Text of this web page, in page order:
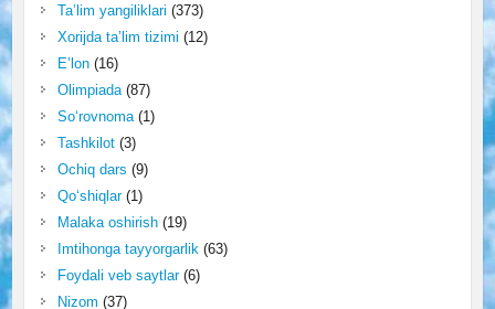
Ta’lim yangiliklari (373)
Xorijda ta’lim tizimi (12)
E’lon(16)
Olimpiada(87)
So‘rovnoma(1)
Tashkilot(3)
Ochiq dars (9)
Qo‘shiqlar(1)
Malaka oshirish(19)
Imtihonga tayyorgarlik (63)
Foydali veb saytlar(6)
Nizom (37)